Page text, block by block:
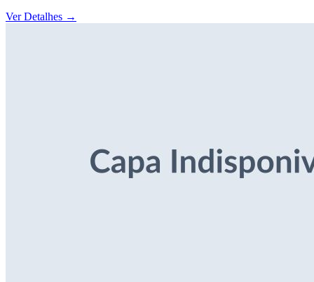
Ver Detalhes →